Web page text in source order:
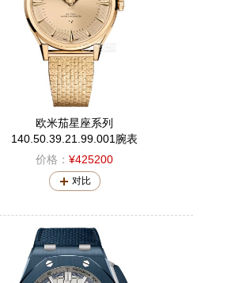
欧米茄星座系列
140.50.39.21.99.001腕表
价格： ¥425200
对比